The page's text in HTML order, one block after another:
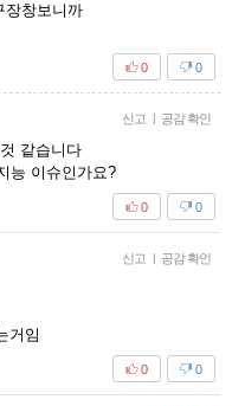
장창보니까
0
0
신고 | 공감 확인
같습니다
능 이슈인가요?
0
0
신고 | 공감 확인
거임
0
0